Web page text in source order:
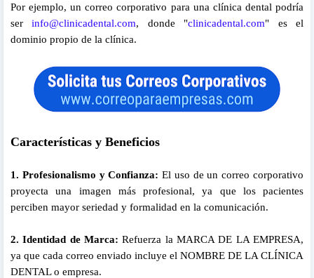
Por ejemplo, un correo corporativo para una clínica dental podría
serinfo@clinicadental.com, donde "clinicadental.com" es el
dominio propio de la clínica.
Características y Beneficios
1. Profesionalismo y Confianza: El uso de un correo corporativo
proyecta una imagen más profesional, ya que los pacientes
perciben mayor seriedad y formalidad en la comunicación.
2. Identidad de Marca: Refuerza la MARCA DE LA EMPRESA,
ya que cada correo enviado incluye el NOMBRE DE LA CLÍNICA
DENTAL o empresa.